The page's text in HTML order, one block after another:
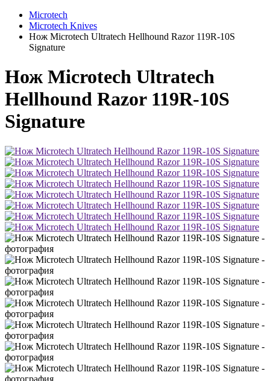
Microtech
Microtech Knives
Нож Microtech Ultratech Hellhound Razor 119R-10S
Signature
Нож Microtech Ultratech
Hellhound Razor 119R-10S
Signature